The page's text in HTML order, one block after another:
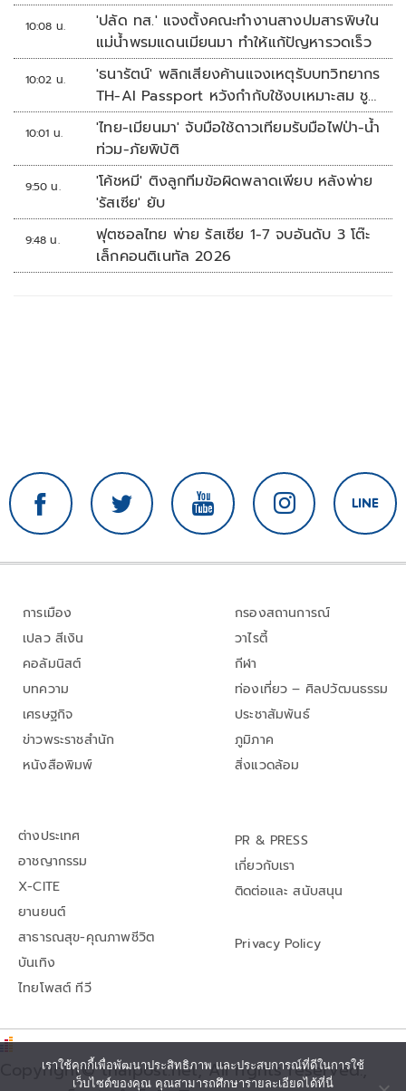
10:08 น.
'ปลัด ทส.' แจงตั้งคณะทำงานสางปมสารพิษใน
แม่น้ำพรมแดนเมียนมา ทำให้แก้ปัญหารวดเร็ว
10:02 น.
'ธนารัตน์' พลิกเสียงค้านแจงเหตุรับบทวิทยากร
TH-AI Passport หวังกำกับใช้งบเหมาะสม ชู
จุดเด่นคนไทยได้ใช้ AI ระดับโปร ลดเหลื่อมล้ำ
ทางเทคโนโลยี เซฟงบไปกว่า900ล้าน เชื่อหาก
ใช้เต็มที่เอกชนขาดทุนย่อยยับ
10:01 น.
'ไทย-เมียนมา' จับมือใช้ดาวเทียมรับมือไฟป่า-น้ำ
ท่วม-ภัยพิบัติ
9:50 น.
'โค้ชหมี' ติงลูกทีมข้อผิดพลาดเพียบ หลังพ่าย
'รัสเซีย' ยับ
9:48 น.
ฟุตซอลไทย พ่าย รัสเซีย 1-7 จบอันดับ 3 โต๊ะ
เล็กคอนติเนทัล 2026
การเมือง
เปลว สีเงิน
คอลัมนิสต์
บทความ
เศรษฐกิจ
ข่าวพระราชสำนัก
หนังสือพิมพ์
กรองสถานการณ์
วาไรตี้
กีฬา
ท่องเที่ยว – ศิลปวัฒนธรรม
ประชาสัมพันธ์
ภูมิภาค
สิ่งแวดล้อม
ต่างประเทศ
อาชญากรรม
X-CITE
ยานยนต์
สาธารณสุข-คุณภาพชีวิต
บันเทิง
ไทยโพสต์ ทีวี
PR & PRESS
เกี่ยวกับเรา
ติดต่อและ สนับสนุน
Privacy Policy
Copyright© thaipost.net, All rights reserved.,
เราใช้คุกกี้เพื่อพัฒนาประสิทธิภาพ และประสบการณ์ที่ดีในการใช้
เว็บไซต์ของคุณ คุณสามารถศึกษารายละเอียดได้ที่นี่